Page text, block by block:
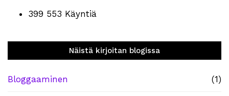
399 553 Käyntiä
Näistä kirjoitan blogissa
Bloggaaminen (1)